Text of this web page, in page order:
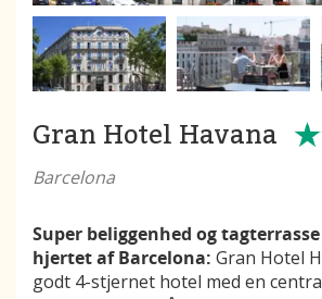
Gran Hotel Havana
Barcelona
Super beliggenhed og
hjertet af Barcelona: Gran Hotel
godt 4-stjernet hotel med en